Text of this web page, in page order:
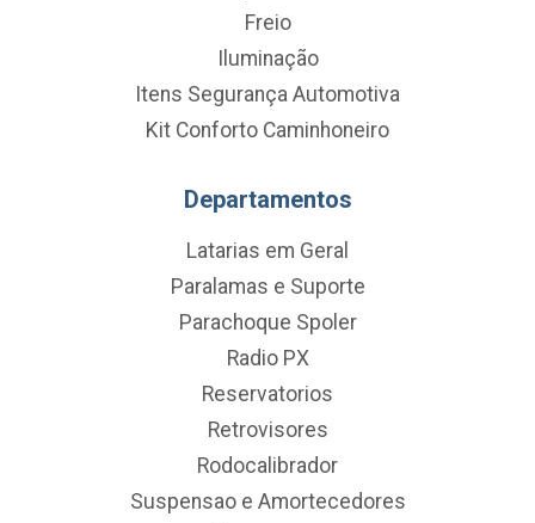
Freio
Iluminação
Itens Segurança Automotiva
Kit Conforto Caminhoneiro
Departamentos
Latarias em Geral
Paralamas e Suporte
Parachoque Spoler
Radio PX
Reservatorios
Retrovisores
Rodocalibrador
Suspensao e Amortecedores